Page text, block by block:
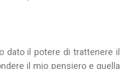
dato il potere di trattenere il
il mio pensiero e quella